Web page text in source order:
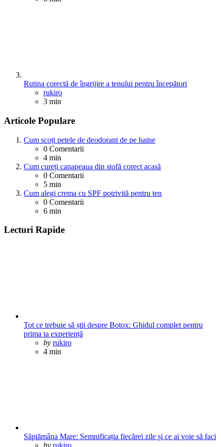
Rutina corectă de îngrijire a tenului pentru începători
Posted
rukiro
3 min
Articole Populare
Cum scoți petele de deodorant de pe haine
0 Comentarii
4 min
Cum cureți canapeaua din stofă corect acasă
0 Comentarii
5 min
Cum alegi crema cu SPF potrivită pentru ten
0 Comentarii
6 min
Lecturi Rapide
Tot ce trebuie să știi despre Botox: Ghidul complet pentru
prima ta experiență
Posted
by rukiro
4 min
Săptămâna Mare: Semnificația fiecărei zile și ce ai voie să faci
Posted
by rukiro